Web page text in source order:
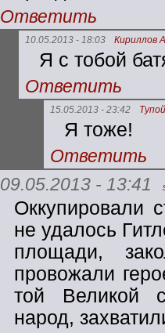
Ответить
10.05.2013 - 18:03 Кириллов
Я с тобой
Ответить
15.05.2013 - 23:42 Тупой
Я тоже!
Ответить
09.05.2013 - 13:41
Оккупировали
не удалось
площади,
провожали
той Великой
народ,